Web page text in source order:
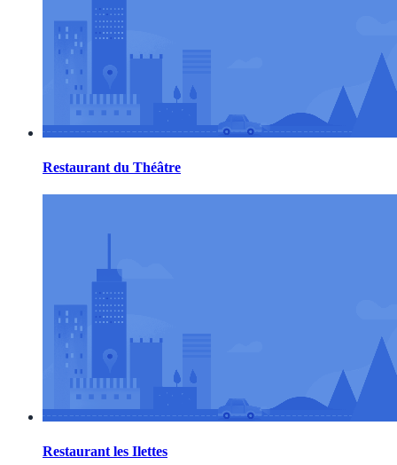
Restaurant du Théâtre
Restaurant les Ilettes